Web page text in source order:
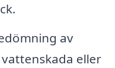
av
eller